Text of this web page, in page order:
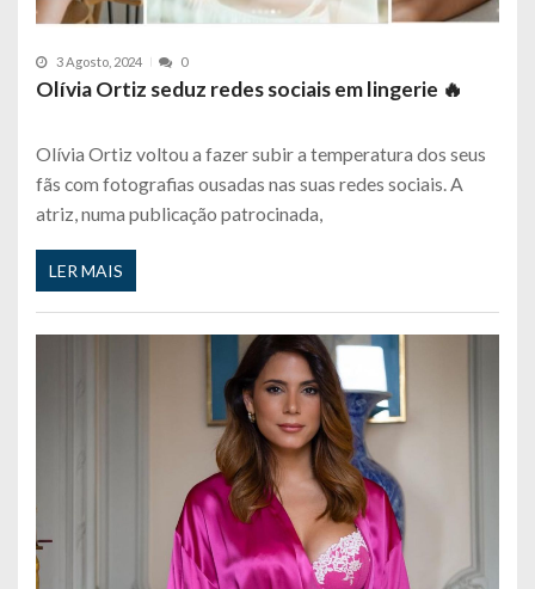
3 Agosto, 2024 0
Olívia Ortiz seduz redes sociais em lingerie 🔥
Olívia Ortiz voltou a fazer subir a temperatura dos seus
fãs com fotografias ousadas nas suas redes sociais. A
atriz, numa publicação patrocinada,
LER MAIS